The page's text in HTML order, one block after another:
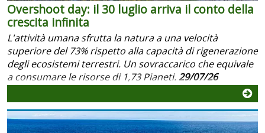
Overshoot day: il 30 luglio arriva il conto della
crescita infinita
L'attività umana sfrutta la natura a una velocità
superiore del 73% rispetto alla capacità di rigenerazione
degli ecosistemi terrestri. Un sovraccarico che equivale
a consumare le risorse di 1,73 Pianeti.29/07/26